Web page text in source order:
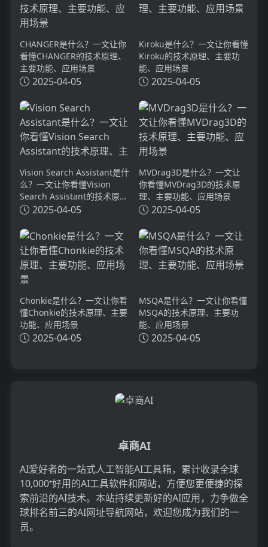
CHANGER是什么？一文让你
看懂CHANGER的技术原理、
主要功能、应用场景
2025-04-05
Kiroku是什么？一文让你看懂
Kiroku的技术原理、主要功
能、应用场景
2025-04-05
Vision Search Assistant是什
么？一文让你看懂Vision
Search Assistant的技术原
理、主要功能、应用场景
2025-04-05
MVDrag3D是什么？一文让
你看懂MVDrag3D的技术原
理、主要功能、应用场景
2025-04-05
Chonkie是什么？一文让你看
懂Chonkie的技术原理、主要
功能、应用场景
2025-04-05
MSQA是什么？一文让你看懂
MSQA的技术原理、主要功
能、应用场景
2025-04-05
卓商AI
AI爱好者的一站式人工智能AI工具箱，累计收录全球
10,000⁺好用的AI工具软件和网站，方便您更便捷的探
索前沿的AI技术。本站持续更新好的AI应用，力争做全
球排名前三的AI网址导航网站，欢迎您成为我们的一
员。